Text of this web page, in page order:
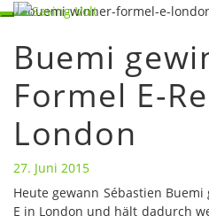
Skip
content
Toggle
Buemi
gewinnt
erste
Formel
E-
Rennen
London
Buemi
Formel E-
London
27. Juni 2015
Heute gewann Sébastien
E in London und hält dadurch